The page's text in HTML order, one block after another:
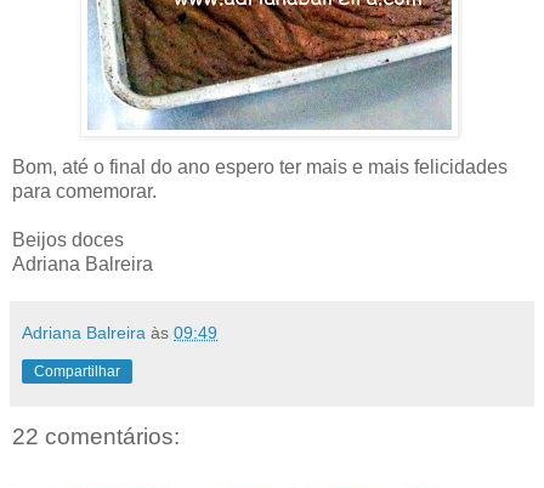
Bom, até o final do ano espero ter mais e mais felicidades
para comemorar.
Beijos doces
Adriana Balreira
Adriana Balreira às 09:49
Compartilhar
22 comentários: